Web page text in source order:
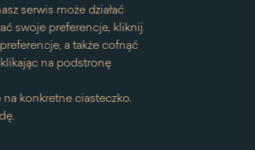
serwis może działać
swoje preferencje, kliknij
a także cofnąć
na podstronę
konkretne ciasteczko.
temat
Pracownia
Konserwacji
Rzeźby
Pracownia Konserwacji Tkanin